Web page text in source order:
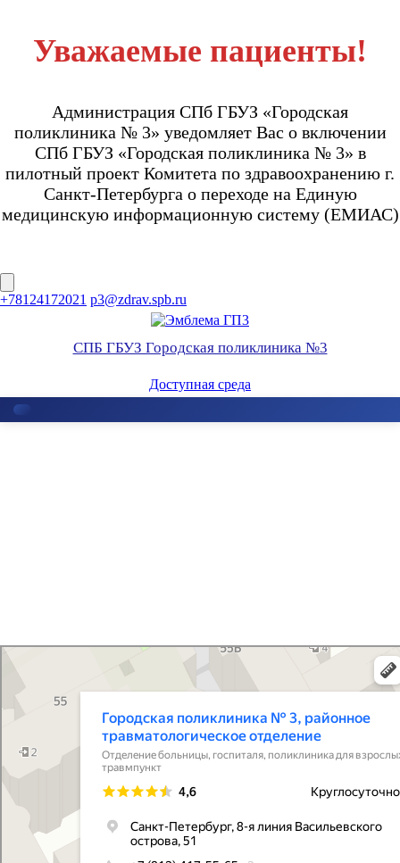
Уважаемые пациенты!
Администрация СПб ГБУЗ «Городская
поликлиника № 3» уведомляет Вас о включении
СПб ГБУЗ «Городская поликлиника № 3» в
пилотный проект Комитета по здравоохранению г.
Санкт-Петербурга о переходе на Единую
медицинскую информационную систему (ЕМИАС)
Перейти
+78124172021 p3@zdrav.spb.ru
СПБ ГБУЗ Городская поликлиника №3
Доступная среда
Районное отделение травматологии
и ортопедии
Городская поликлиника № 3, районное травматологическое отделение
Отделение больницы, госпиталя в Санкт‑Петербурге
Поликлиника для взрослых в Санкт‑Петербурге